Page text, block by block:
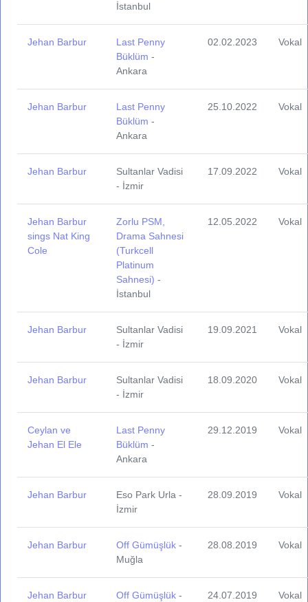
İstanbul
Jehan Barbur
Last Penny
Büklüm -
Ankara
02.02.2023 Vokal
Jehan Barbur
Last Penny
Büklüm -
Ankara
25.10.2022 Vokal
Jehan Barbur
Sultanlar Vadisi
- İzmir
17.09.2022 Vokal
Jehan Barbur
sings Nat King
Cole
Zorlu PSM,
Drama Sahnesi
(Turkcell
Platinum
Sahnesi) -
İstanbul
12.05.2022 Vokal
Jehan Barbur
Sultanlar Vadisi
- İzmir
19.09.2021 Vokal
Jehan Barbur
Sultanlar Vadisi
- İzmir
18.09.2020 Vokal
Ceylan ve
Jehan El Ele
Last Penny
Büklüm -
Ankara
29.12.2019 Vokal
Jehan Barbur
Eso Park Urla -
İzmir
28.09.2019 Vokal
Jehan Barbur Off Gümüşlük -
Muğla
28.08.2019 Vokal
Jehan Barbur Off Gümüşlük -
24.07.2019 Vokal